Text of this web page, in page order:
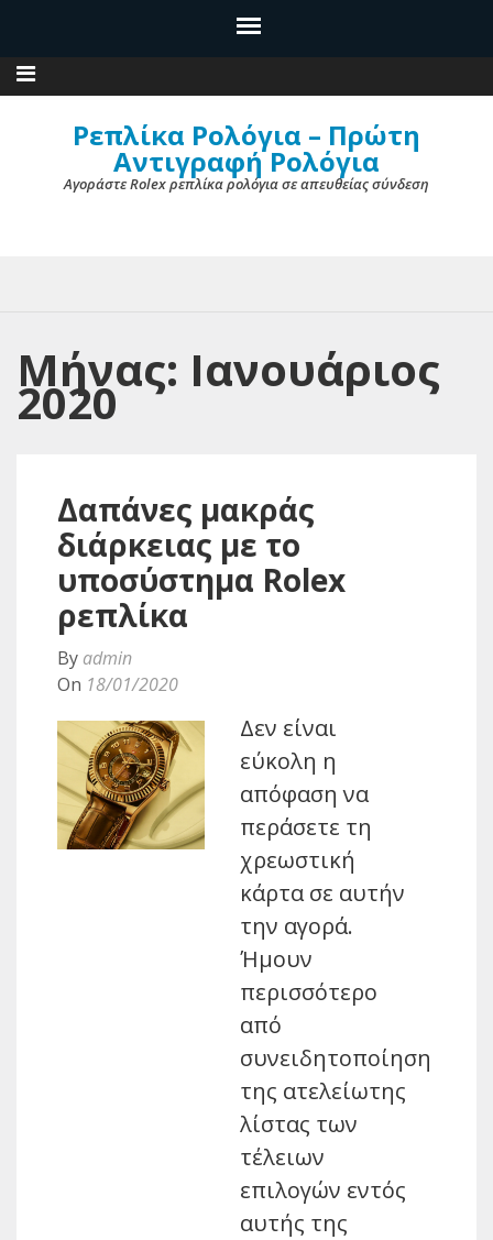
Ρεπλίκα Ρολόγια – Πρώτη
Αντιγραφή Ρολόγια
Αγοράστε Rolex ρεπλίκα ρολόγια σε απευθείας σύνδεση
Μήνας: Ιανουάριος
2020
Δαπάνες μακράς
διάρκειας με το
υποσύστημα Rolex
ρεπλίκα
By admin
On 18/01/2020
Δεν είναι
εύκολη η
απόφαση να
περάσετε τη
χρεωστική
κάρτα σε αυτήν
την αγορά.
Ήμουν
περισσότερο
από
συνειδητοποίηση
της ατελείωτης
λίστας των
τέλειων
επιλογών εντός
αυτής της